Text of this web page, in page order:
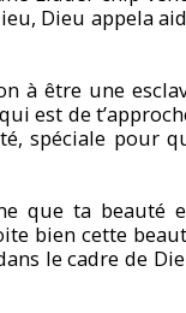
Dieu appela
à être une
est de
spéciale pour
que ta beauté
bien cette
le cadre de